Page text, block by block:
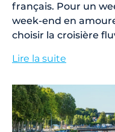
français. Pour un
week-end en
choisir la croisière
Lire la suite